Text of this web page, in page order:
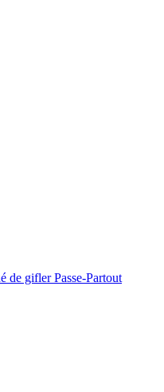
de gifler Passe-Partout